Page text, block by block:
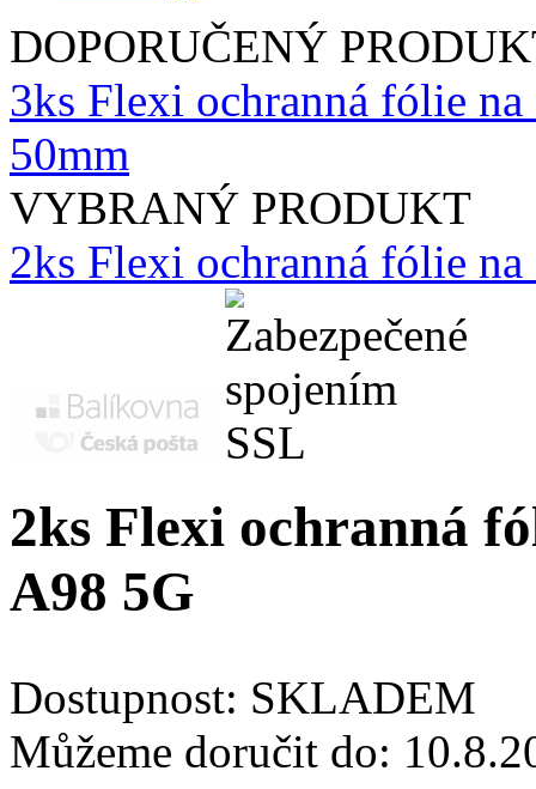
DOPORUČENÝ
3ks Flexi ochranná fólie
50mm
VYBRANÝ PRODUKT
2ks Flexi ochranná fólie
2ks Flexi ochranná
A98 5G
Dostupnost: SKLADEM
Můžeme doručit do: